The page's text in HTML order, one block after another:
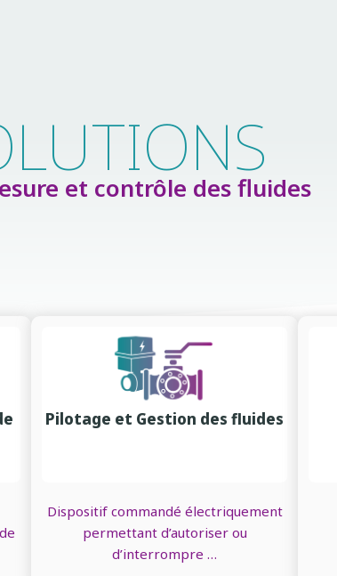
et contrôle des fluides
Pilotage et Gestion des fluides
Dispositif commandé électriquement
permettant d’autoriser ou
d’interrompre …